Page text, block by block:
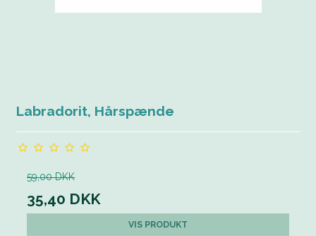
Labradorit, Hårspænde
59,00 DKK
35,40 DKK
VIS PRODUKT